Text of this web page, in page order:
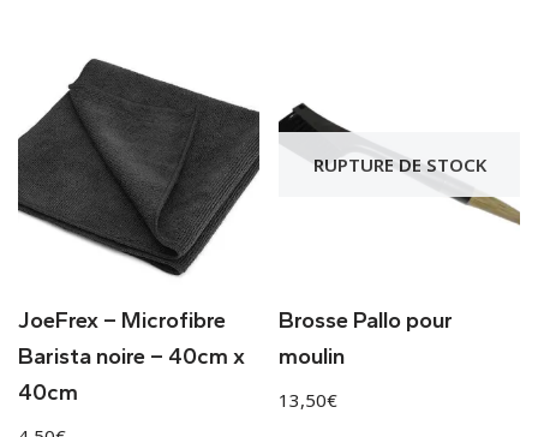
JoeFrex – Microfibre
Barista noire – 40cm x
40cm
RUPTURE DE STOCK
Brosse Pallo pour
moulin
13,50€